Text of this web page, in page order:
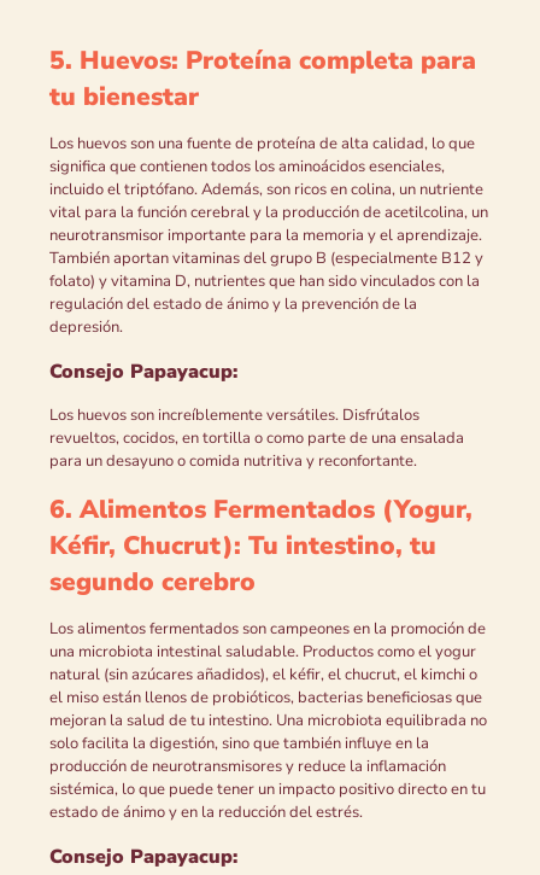
5. Huevos: Proteína completa para
tu bienestar
Los huevos son una fuente de proteína de alta calidad, lo que
significa que contienen todos los aminoácidos esenciales,
incluido el triptófano. Además, son ricos en colina, un nutriente
vital para la función cerebral y la producción de acetilcolina, un
neurotransmisor importante para la memoria y el aprendizaje.
También aportan vitaminas del grupo B (especialmente B12 y
folato) y vitamina D, nutrientes que han sido vinculados con la
regulación del estado de ánimo y la prevención de la
depresión.
Consejo Papayacup:
Los huevos son increíblemente versátiles. Disfrútalos
revueltos, cocidos, en tortilla o como parte de una ensalada
para un desayuno o comida nutritiva y reconfortante.
6. Alimentos Fermentados (Yogur,
Kéfir, Chucrut): Tu intestino, tu
segundo cerebro
Los alimentos fermentados son campeones en la promoción de
una microbiota intestinal saludable. Productos como el yogur
natural (sin azúcares añadidos), el kéfir, el chucrut, el kimchi o
el miso están llenos de probióticos, bacterias beneficiosas que
mejoran la salud de tu intestino. Una microbiota equilibrada no
solo facilita la digestión, sino que también influye en la
producción de neurotransmisores y reduce la inflamación
sistémica, lo que puede tener un impacto positivo directo en tu
estado de ánimo y en la reducción del estrés.
Consejo Papayacup: